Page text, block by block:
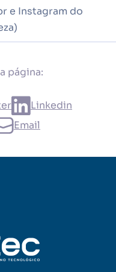
e Instagram do
página:
Linkedin
Email